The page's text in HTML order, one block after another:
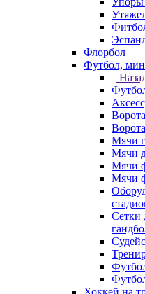
Флорбол
Футбол,
Мячи
Мячи
Мячи
Мячи
Сетки
Хоккей на